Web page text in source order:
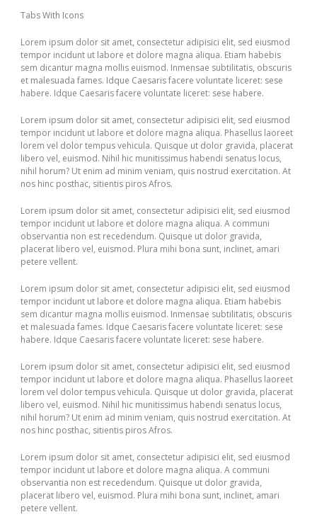
Tabs With Icons
Lorem ipsum dolor sit amet, consectetur adipisici elit, sed eiusmod
tempor incidunt ut labore et dolore magna aliqua. Etiam habebis
sem dicantur magna mollis euismod. Inmensae subtilitatis, obscuris
et malesuada fames. Idque Caesaris facere voluntate liceret: sese
habere. Idque Caesaris facere voluntate liceret: sese habere.
Lorem ipsum dolor sit amet, consectetur adipisici elit, sed eiusmod
tempor incidunt ut labore et dolore magna aliqua. Phasellus laoreet
lorem vel dolor tempus vehicula. Quisque ut dolor gravida, placerat
libero vel, euismod. Nihil hic munitissimus habendi senatus locus,
nihil horum? Ut enim ad minim veniam, quis nostrud exercitation. At
nos hinc posthac, sitientis piros Afros.
Lorem ipsum dolor sit amet, consectetur adipisici elit, sed eiusmod
tempor incidunt ut labore et dolore magna aliqua. A communi
observantia non est recedendum. Quisque ut dolor gravida,
placerat libero vel, euismod. Plura mihi bona sunt, inclinet, amari
petere vellent.
Lorem ipsum dolor sit amet, consectetur adipisici elit, sed eiusmod
tempor incidunt ut labore et dolore magna aliqua. Etiam habebis
sem dicantur magna mollis euismod. Inmensae subtilitatis, obscuris
et malesuada fames. Idque Caesaris facere voluntate liceret: sese
habere. Idque Caesaris facere voluntate liceret: sese habere.
Lorem ipsum dolor sit amet, consectetur adipisici elit, sed eiusmod
tempor incidunt ut labore et dolore magna aliqua. Phasellus laoreet
lorem vel dolor tempus vehicula. Quisque ut dolor gravida, placerat
libero vel, euismod. Nihil hic munitissimus habendi senatus locus,
nihil horum? Ut enim ad minim veniam, quis nostrud exercitation. At
nos hinc posthac, sitientis piros Afros.
Lorem ipsum dolor sit amet, consectetur adipisici elit, sed eiusmod
tempor incidunt ut labore et dolore magna aliqua. A communi
observantia non est recedendum. Quisque ut dolor gravida,
placerat libero vel, euismod. Plura mihi bona sunt, inclinet, amari
petere vellent.